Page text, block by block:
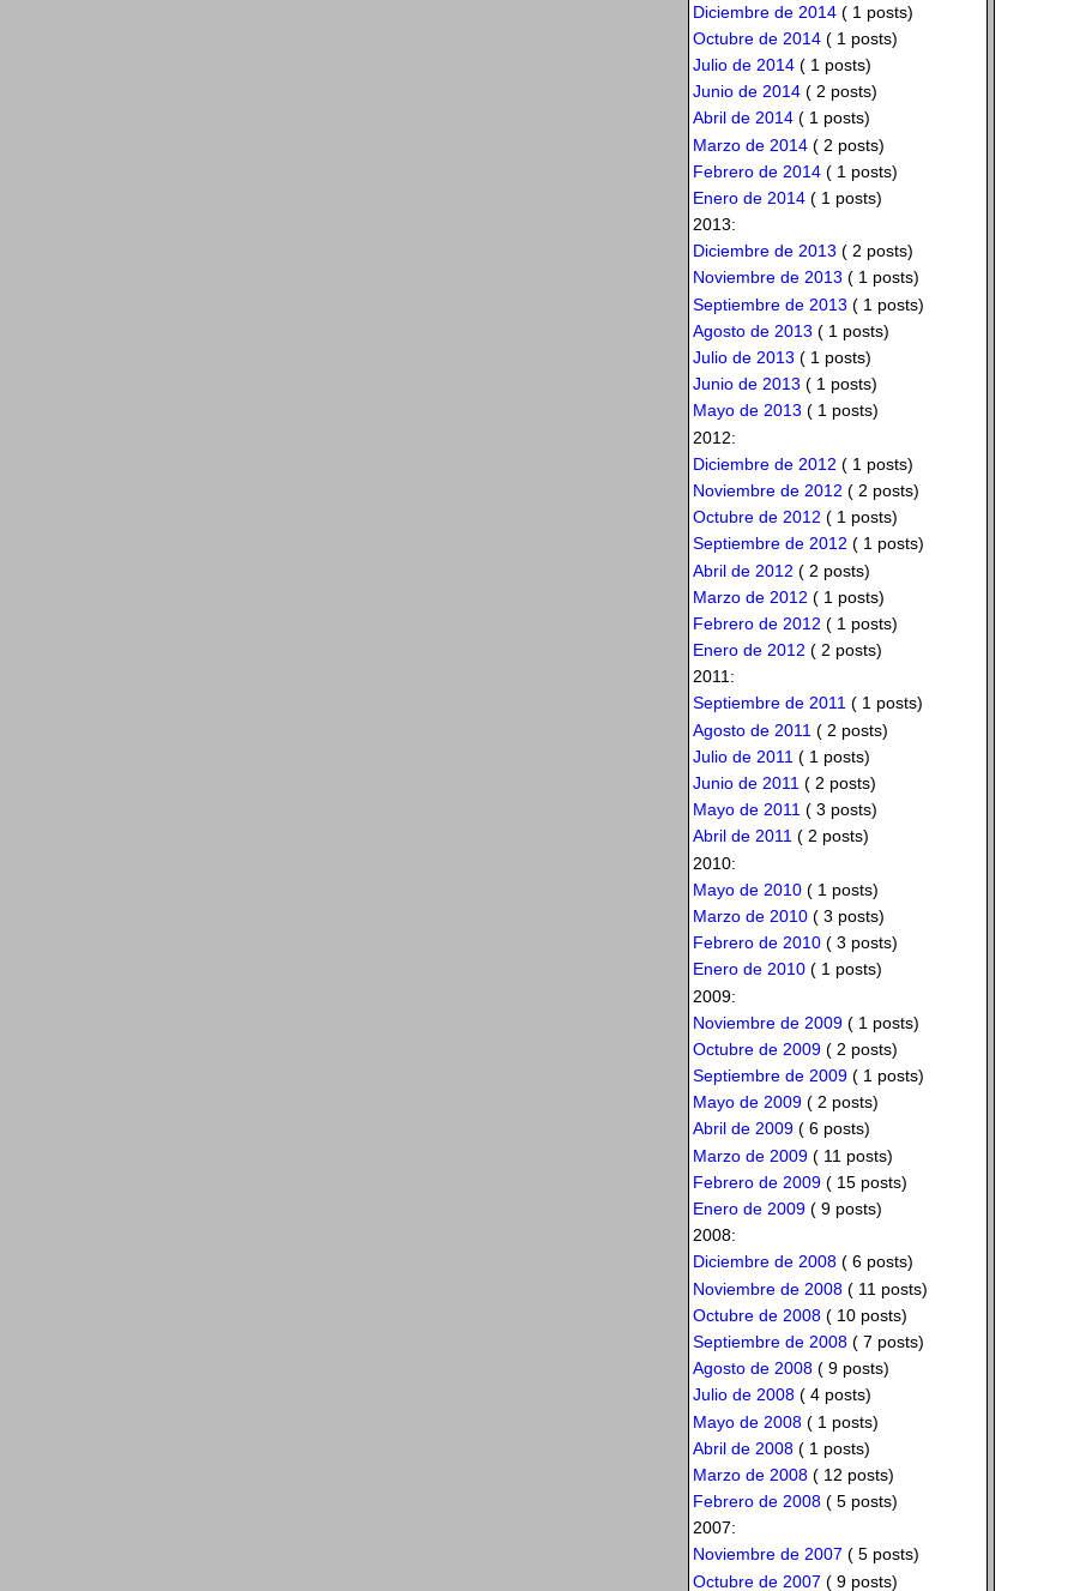
Diciembre de 2014( 1 posts)
Octubre de 2014( 1 posts)
Julio de 2014( 1 posts)
Junio de 2014( 2 posts)
Abril de 2014( 1 posts)
Marzo de 2014( 2 posts)
Febrero de 2014( 1 posts)
Enero de 2014( 1 posts)
2013:
Diciembre de 2013 ( 2 posts)
Noviembre de 2013 ( 1 posts)
Septiembre de 2013 ( 1 posts)
Agosto de 2013 ( 1 posts)
Julio de 2013 ( 1 posts)
Junio de 2013 ( 1 posts)
Mayo de 2013 ( 1 posts)
2012:
Diciembre de 2012 ( 1 posts)
Noviembre de 2012 ( 2 posts)
Octubre de 2012 ( 1 posts)
Septiembre de 2012 ( 1 posts)
Abril de 2012 ( 2 posts)
Marzo de 2012 ( 1 posts)
Febrero de 2012 ( 1 posts)
Enero de 2012 ( 2 posts)
2011:
Septiembre de 2011( 1 posts)
Agosto de 2011 ( 2 posts)
Julio de 2011 ( 1 posts)
Junio de 2011 ( 2 posts)
Mayo de 2011 ( 3 posts)
Abril de 2011( 2 posts)
2010:
Mayo de 2010( 1 posts)
Marzo de 2010( 3 posts)
Febrero de 2010( 3 posts)
Enero de 2010( 1 posts)
2009:
Noviembre de 2009( 1 posts)
Octubre de 2009( 2 posts)
Septiembre de 2009( 1 posts)
Mayo de 2009( 2 posts)
Abril de 2009( 6 posts)
Marzo de 2009( 11 posts)
Febrero de 2009( 15 posts)
Enero de 2009( 9 posts)
2008:
Diciembre de 2008( 6 posts)
Noviembre de 2008( 11 posts)
Octubre de 2008( 10 posts)
Septiembre de 2008( 7 posts)
Agosto de 2008( 9 posts)
Julio de 2008( 4 posts)
Mayo de 2008( 1 posts)
Abril de 2008( 1 posts)
Marzo de 2008( 12 posts)
Febrero de 2008( 5 posts)
2007:
Noviembre de 2007 ( 5 posts)
Octubre de 2007 ( 9 posts)